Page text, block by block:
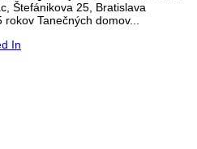
Štefánikova 25, Bratislava
Tanečných domov...
In